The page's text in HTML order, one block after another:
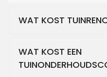
WAT KOST
WAT KOST EEN